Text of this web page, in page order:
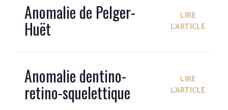
Anomalie de Pelger-
Huët
LIRE
L'ARTICLE
Anomalie dentino-
retino-squelettique
LIRE
L'ARTICLE